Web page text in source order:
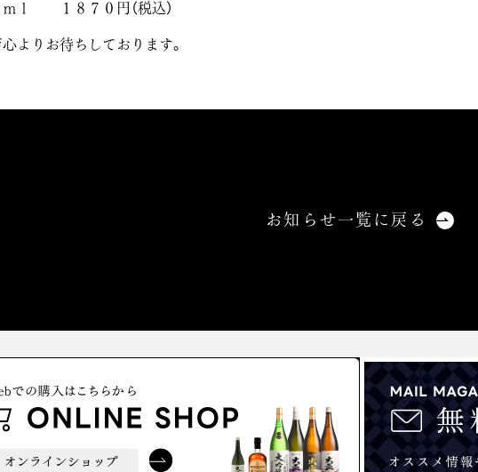
ｍｌ １８７０円（税込）
心よりお待ちしております。
お知らせ一覧に戻る